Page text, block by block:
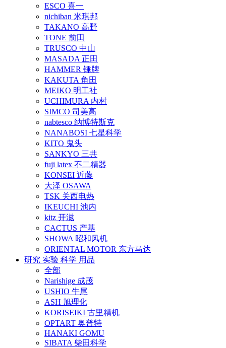
ESCO 喜一
nichiban 米琪邦
TAKANO 高野
TONE 前田
TRUSCO 中山
MASADA 正田
HAMMER 锤牌
KAKUTA 角田
MEIKO 明工社
UCHIMURA 内村
SIMCO 司美高
nabtesco 纳博特斯克
NANABOSI 七星科学
KITO 鬼头
SANKYO 三共
fuji latex 不二精器
KONSEI 近藤
大泽 OSAWA
TSK 关西电热
IKEUCHI 池内
kitz 开滋
CACTUS 产基
SHOWA 昭和风机
ORIENTAL MOTOR 东方马达
研究 实验 科学 用品
全部
Narishige 成茂
USHIO 牛尾
ASH 旭理化
KORISEIKI 古里精机
OPTART 奥普特
HANAKI GOMU
SIBATA 柴田科学